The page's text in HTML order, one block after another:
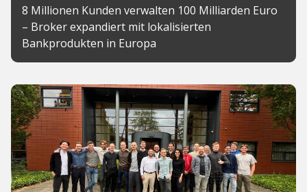
8 Millionen Kunden verwalten 100 Milliarden Euro
– Broker expandiert mit lokalisierten
Bankprodukten in Europa